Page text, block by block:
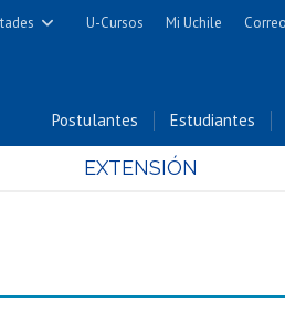
Cs. Físicas y Matemáticas
Cs.
Químicas y Farmacéuticas
U-Cursos Mi Uchile Correo
Postulantes Estudiantes
EXTENSIÓN